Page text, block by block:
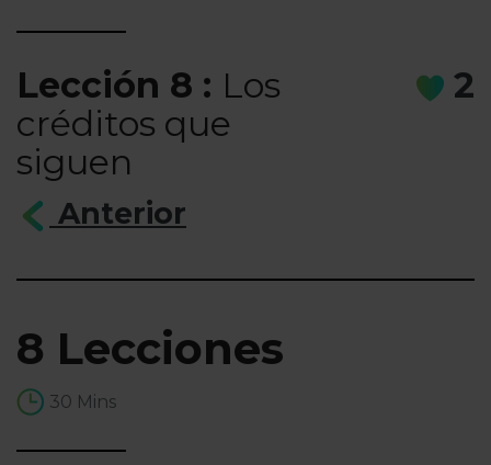
Lección 8 : Los
créditos que
siguen
2
Anterior
8 Lecciones
30 Mins